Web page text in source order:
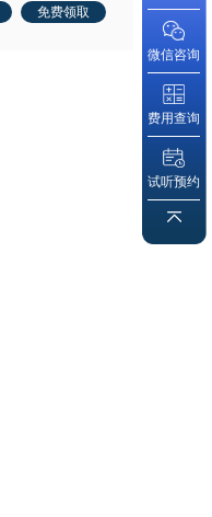
免费领取
微信咨询
费用查询
试听预约